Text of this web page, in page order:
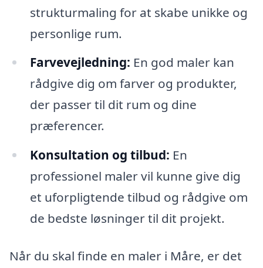
strukturmaling for at skabe unikke og
personlige rum.
Farvevejledning: En god maler kan
rådgive dig om farver og produkter,
der passer til dit rum og dine
præferencer.
Konsultation og tilbud: En
professionel maler vil kunne give dig
et uforpligtende tilbud og rådgive om
de bedste løsninger til dit projekt.
Når du skal finde en maler i Måre, er det